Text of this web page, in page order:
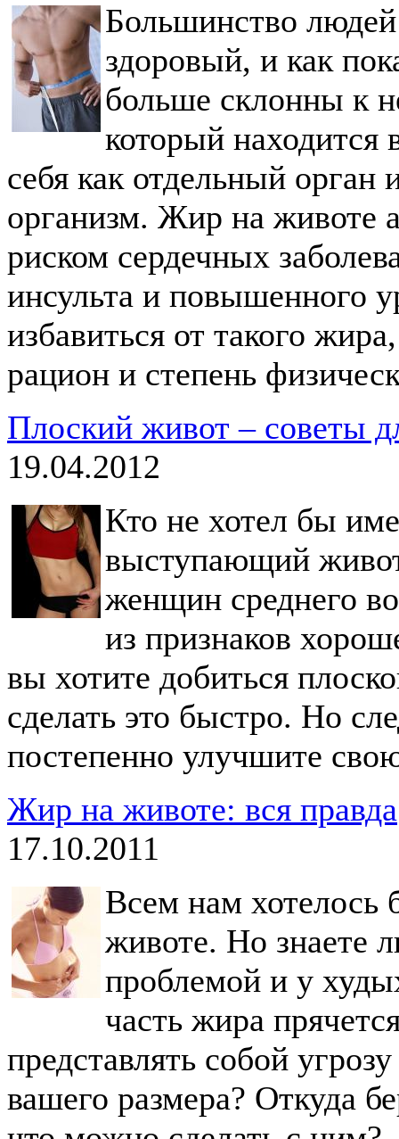
Большинство
здоровый, и как
больше склонны к
который находится
себя как отдельный
организм. Жир на животе
риском сердечных
инсульта и повышенного
избавиться от такого
рацион и степень
Плоский живот – советы
19.04.2012
Кто не хотел бы
выступающий
женщин среднего
из признаков
вы хотите добиться
сделать это быстро. Но
постепенно улучшите
Жир на животе: вся правда
17.10.2011
Всем нам
животе. Но знаете
проблемой и у
часть жира
представлять собой
вашего размера? Откуда